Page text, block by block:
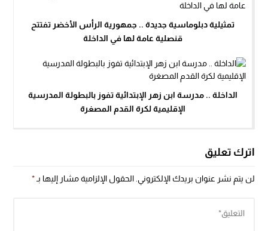
تمثيلية دبلوماسية جديدة .. جمهورية الرأس الأخضر تفتتح
قنصلية عامة لها في الداخلة
الداخلة .. مدرسة ابن زهر الإبتدائية تفوز بالبطولة المدرسية
الإقليمية لكرة القدم المصغرة
اترك تعليق
لن يتم نشر عنوان بريدك الإلكتروني. الحقول الإلزامية مشار إليها بـ*